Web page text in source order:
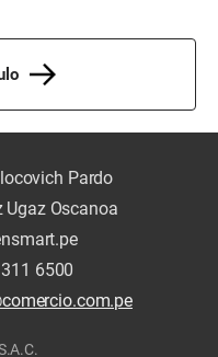
Pardo
Ugaz Oscanoa
6500